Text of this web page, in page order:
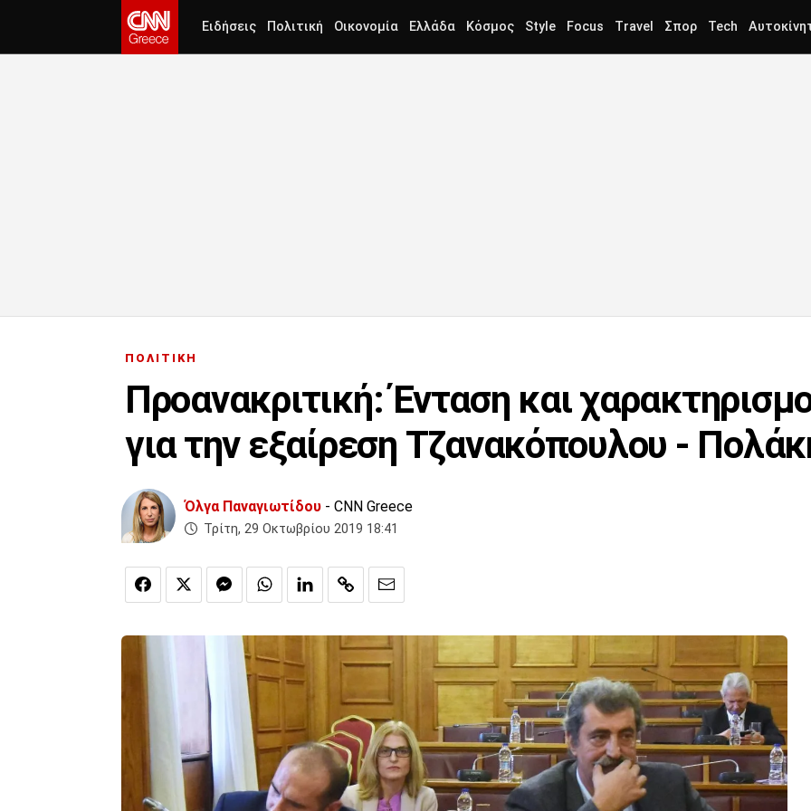
Ειδήσεις Πολιτική Οικονομία Ελλάδα Κόσμος Style Focus Travel Σπορ Tech
ΠΟΛΙΤΙΚΗ
Προανακριτική: Ένταση και
για την εξαίρεση Τζανακόπουλου -
Όλγα Παναγιωτίδου - CNN Greece
Τρίτη, 29 Οκτωβρίου 2019 18:41